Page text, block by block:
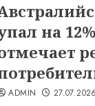
на
ADMIN 27.07.2026